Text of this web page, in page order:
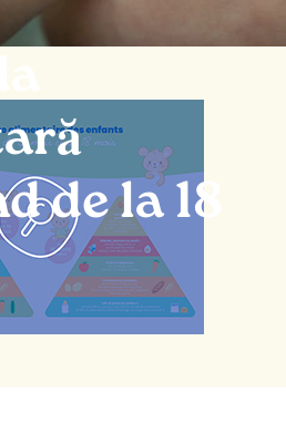
de la 18